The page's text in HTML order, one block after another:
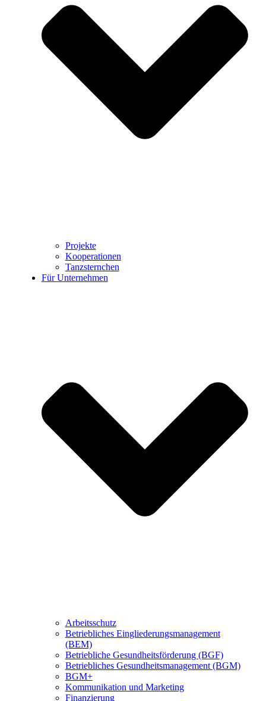
Projekte
Kooperationen
Tanzsternchen
Für Unternehmen
Arbeitsschutz
Betriebliches Eingliederungsmanagement
(BEM)
Betriebliche Gesundheitsförderung (BGF)
Betriebliches Gesundheitsmanagement (BGM)
BGM+
Kommunikation und Marketing
Finanzierung